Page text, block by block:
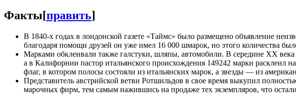
Факты[править]
В 1840-х годах в лондонской газете «Таймс» было размещено объявление
благодаря помощи друзей он уже имел 16 000 шмарок, но этого количества
Марками обклеивали также галстуки, шляпы, автомобили. В середине XX
а в Калифорнии пастор итальянского происхождения 149242 марки расклеил
флаг, в котором полосы состояли из итальянских марок, а звезды — из
Представитель австрийской ветви Ротшильдов в свое время выкупил
марочных фирм, тем самым нажившись на продаже тех экземпляров, что